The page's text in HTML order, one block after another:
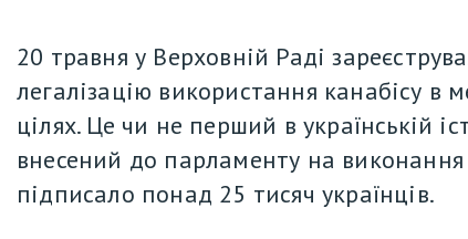
20 травня у Верховній Раді
легалізацію використання канабісу в
цілях. Це чи не перший в українській
внесений до парламенту на виконання
підписало понад 25 тисяч українців.